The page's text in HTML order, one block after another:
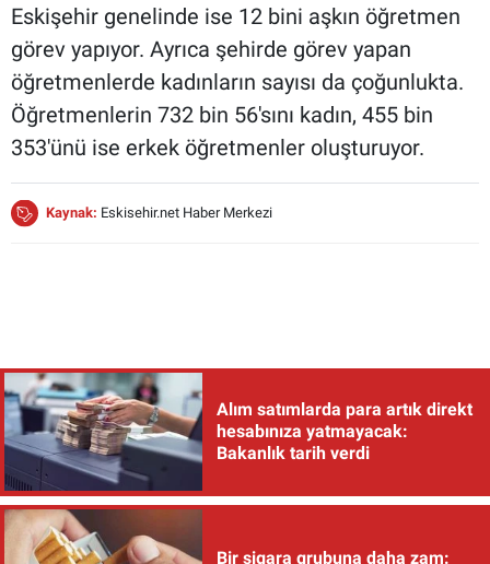
Eskişehir genelinde ise 12 bini aşkın öğretmen
görev yapıyor. Ayrıca şehirde görev yapan
öğretmenlerde kadınların sayısı da çoğunlukta.
Öğretmenlerin 732 bin 56'sını kadın, 455 bin
353'ünü ise erkek öğretmenler oluşturuyor.
Kaynak: Eskisehir.net Haber Merkezi
Alım satımlarda para artık direkt
hesabınıza yatmayacak:
Bakanlık tarih verdi
Bir sigara grubuna daha zam: